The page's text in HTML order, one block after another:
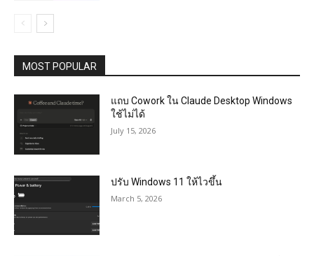
MOST POPULAR
แถบ Cowork ใน Claude Desktop Windows
ใช้ไม่ได้
July 15, 2026
ปรับ Windows 11 ให้ไวขึ้น
March 5, 2026